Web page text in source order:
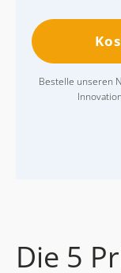
Bestelle unseren
Die 5